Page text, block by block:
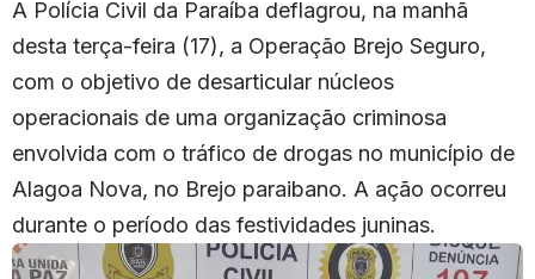
A Polícia Civil da Paraíba deflagrou, na manhã
desta terça-feira (17), a Operação Brejo Seguro,
com o objetivo de desarticular núcleos
operacionais de uma organização criminosa
envolvida com o tráfico de drogas no município de
Alagoa Nova, no Brejo paraibano. A ação ocorreu
durante o período das festividades juninas.